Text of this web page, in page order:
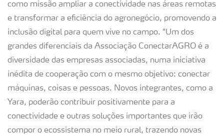
como missão ampliar a conectividade nas áreas remotas
e transformar a eficiência do agronegócio, promovendo a
inclusão digital para quem vive no campo. “Um dos
grandes diferenciais da Associação ConectarAGRO é a
diversidade das empresas associadas, numa iniciativa
inédita de cooperação com o mesmo objetivo: conectar
máquinas, coisas e pessoas. Novos integrantes, como a
Yara, poderão contribuir positivamente para a
conectividade e outras soluções importantes que irão
compor o ecossistema no meio rural, trazendo novas